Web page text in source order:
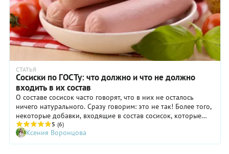
СТАТЬЯ
Сосиски по ГОСТу: что должно и что не должно
входить в их состав
О составе сосисок часто говорят, что в них не осталось
ничего натурального. Сразу говорим: это не так! Более того,
некоторые добавки, входящие в состав сосисок, которые
принято ругать, на самом деле необходимы. Рассказываем,
из чего сейчас делают сосиски и стоит ли искать маркировку
ГОСТ на их упаковке.
5 (6)
Ксения Воронцова